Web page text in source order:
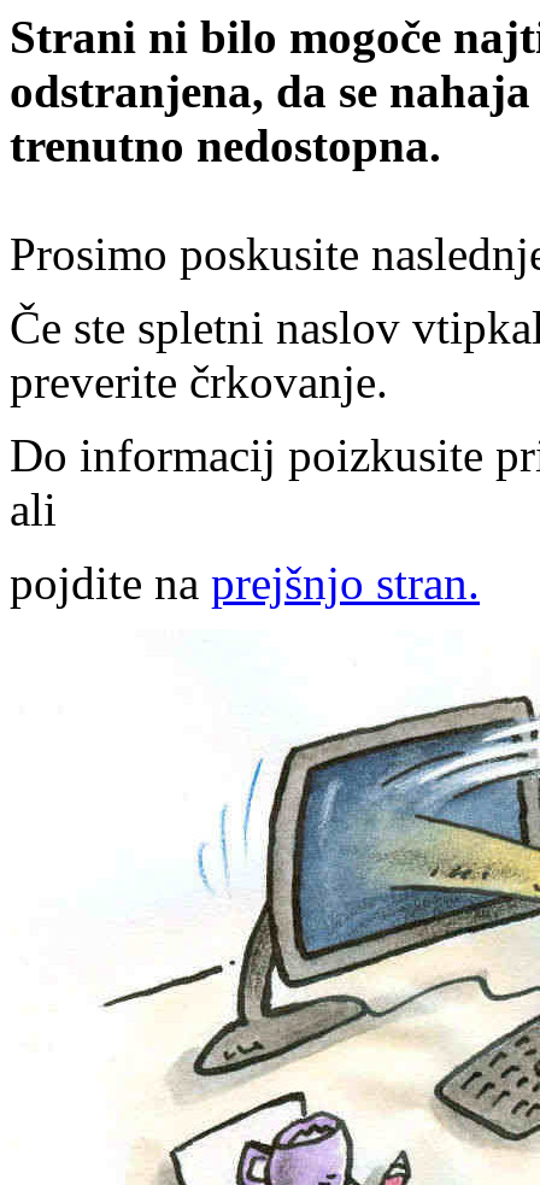
Strani ni bilo mogoče
odstranjena, da se
trenutno nedostopna.
Prosimo poskusite
Če ste spletni naslov
preverite črkovanje.
Do informacij poizkusite
ali
pojdite na prejšnjo stran.